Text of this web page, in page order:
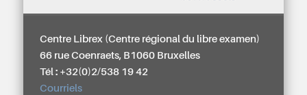
Centre Librex (Centre régional du libre examen)
66 rue Coenraets, B1060 Bruxelles
Tél : +32(0)2/538 19 42
Courriels